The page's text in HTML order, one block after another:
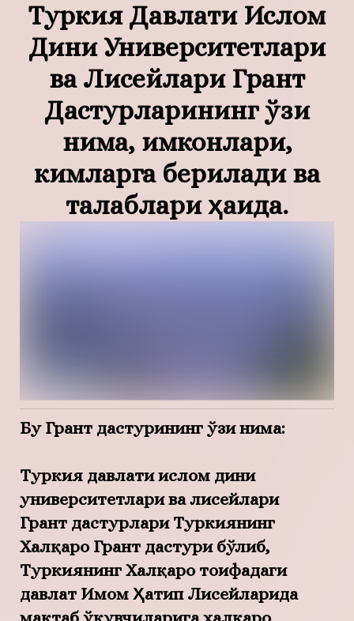
Туркия Давлати Ислом
Дини Университетлари
ва Лисейлари Грант
Дастурларининг ўзи
нима, имконлари,
кимларга берилади ва
талаблари ҳақида.
Бу Грант дастурининг ўзи нима:
Туркия давлати ислом дини
университетлари ва лисейлари
Грант дастурлари Туркиянинг
Халқаро Грант дастури бўлиб,
Туркиянинг Халқаро тоифадаги
давлат Имом Ҳатип Лисейларида